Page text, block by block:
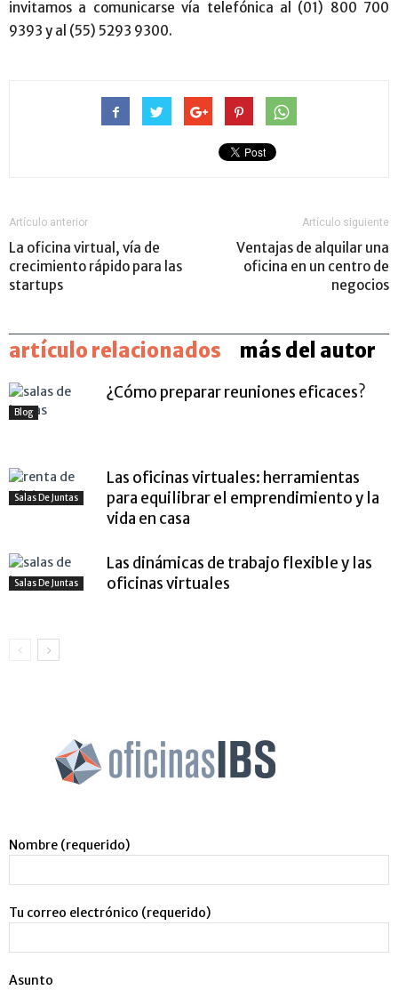
invitamos a comunicarse vía telefónica al (01) 800 700
9393 y al (55) 5293 9300.
Artículo anterior
La oficina virtual, vía de
crecimiento rápido para las
startups
Artículo siguiente
Ventajas de alquilar una
oficina en un centro de
negocios
artículo relacionados más del autor
Blog
¿Cómo preparar reuniones eficaces?
Salas De Juntas
Las oficinas virtuales: herramientas
para equilibrar el emprendimiento y la
vida en casa
Salas De Juntas
Las dinámicas de trabajo flexible y las
oficinas virtuales
Nombre (requerido)
Tu correo electrónico (requerido)
Asunto